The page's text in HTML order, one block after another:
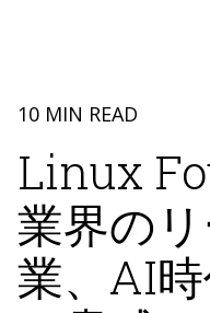
10 MIN READ
Linux
業界の
業、AI